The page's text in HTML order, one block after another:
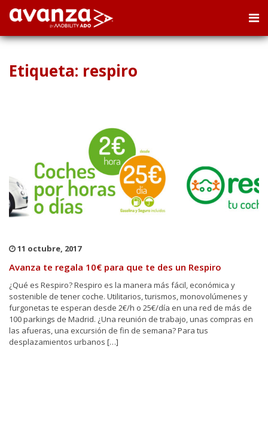
Etiqueta: respiro
11 octubre, 2017
Avanza te regala 10€ para que te des un Respiro
¿Qué es Respiro? Respiro es la manera más fácil, económica y
sostenible de tener coche. Utilitarios, turismos, monovolúmenes y
furgonetas te esperan desde 2€/h o 25€/día en una red de más de
100 parkings de Madrid. ¿Una reunión de trabajo, unas compras en
las afueras, una excursión de fin de semana? Para tus
desplazamientos urbanos […]